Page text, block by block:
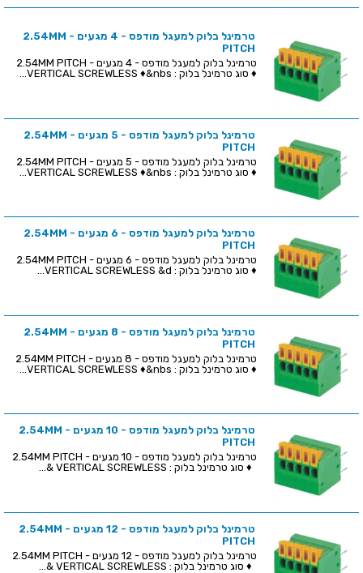
טרמינל בלוק למעגל מודפס - 4 מגעים - 2.54MM
PITCH
♦ סוג טרמינל בלוק : VERTICAL SCREWLESS ♦&nbs...
טרמינל בלוק למעגל מודפס - 5 מגעים - 2.54MM
PITCH
♦ סוג טרמינל בלוק : VERTICAL SCREWLESS ♦&nbs...
טרמינל בלוק למעגל מודפס - 6 מגעים - 2.54MM
PITCH
♦ סוג טרמינל בלוק : VERTICAL SCREWLESS &d...
טרמינל בלוק למעגל מודפס - 8 מגעים - 2.54MM
PITCH
♦ סוג טרמינל בלוק : VERTICAL SCREWLESS ♦&nbs...
טרמינל בלוק למעגל מודפס - 10 מגעים - 2.54MM
PITCH
טרמינל בלוק למעגל מודפס - 10 מגעים - 2.54MM PITCH
♦ סוג טרמינל בלוק : VERTICAL SCREWLESS &...
טרמינל בלוק למעגל מודפס - 12 מגעים - 2.54MM
PITCH
טרמינל בלוק למעגל מודפס - 12 מגעים - 2.54MM PITCH
♦ סוג טרמינל בלוק : VERTICAL SCREWLESS &...